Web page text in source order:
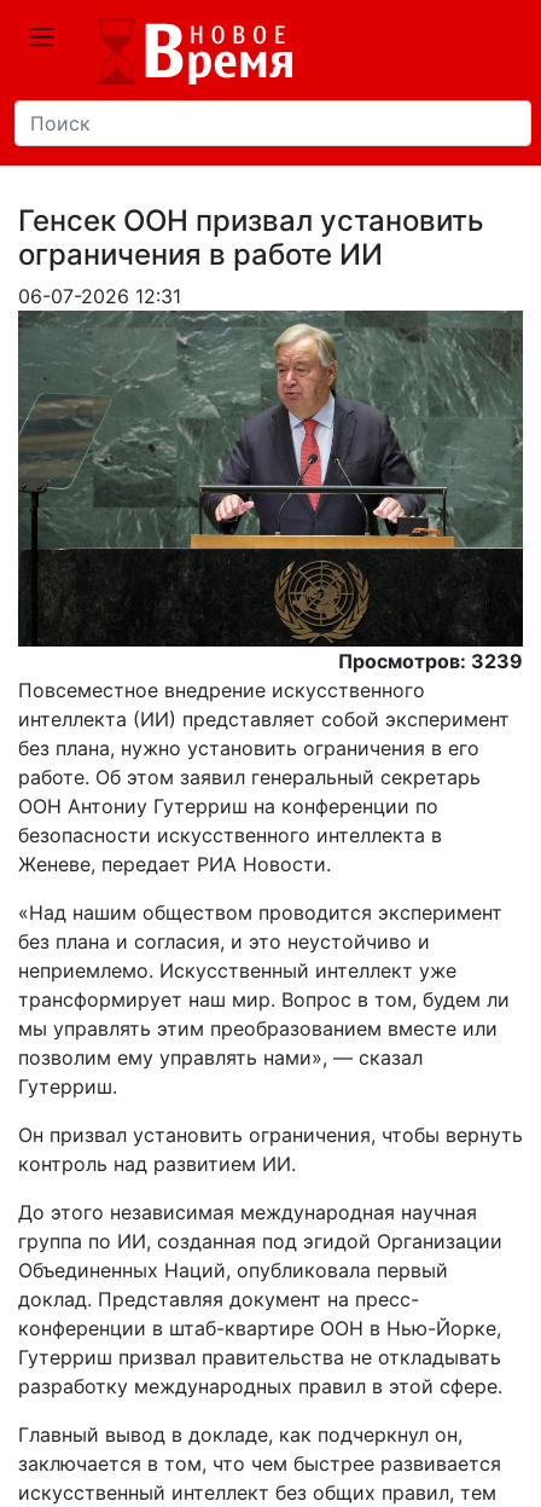
Генсек ООН призвал установить
ограничения в работе ИИ
06-07-2026 12:31
Просмотров: 3239
Повсеместное внедрение искусственного
интеллекта (ИИ) представляет собой эксперимент
без плана, нужно установить ограничения в его
работе. Об этом заявил генеральный секретарь
ООН Антониу Гутерриш на конференции по
безопасности искусственного интеллекта в
Женеве, передает РИА Новости.
«Над нашим обществом проводится эксперимент
без плана и согласия, и это неустойчиво и
неприемлемо. Искусственный интеллект уже
трансформирует наш мир. Вопрос в том, будем ли
мы управлять этим преобразованием вместе или
позволим ему управлять нами», — сказал
Гутерриш.
Он призвал установить ограничения, чтобы вернуть
контроль над развитием ИИ.
До этого независимая международная научная
группа по ИИ, созданная под эгидой Организации
Объединенных Наций, опубликовала первый
доклад. Представляя документ на пресс-
конференции в штаб-квартире ООН в Нью-Йорке,
Гутерриш призвал правительства не откладывать
разработку международных правил в этой сфере.
Главный вывод в докладе, как подчеркнул он,
заключается в том, что чем быстрее развивается
искусственный интеллект без общих правил, тем